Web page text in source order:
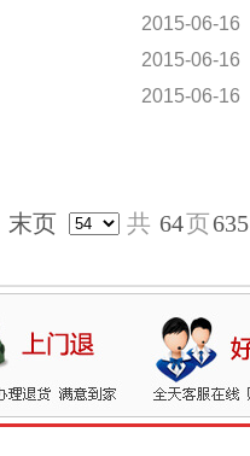
2015-06-16
2015-06-16
2015-06-16
末页 共 64页635